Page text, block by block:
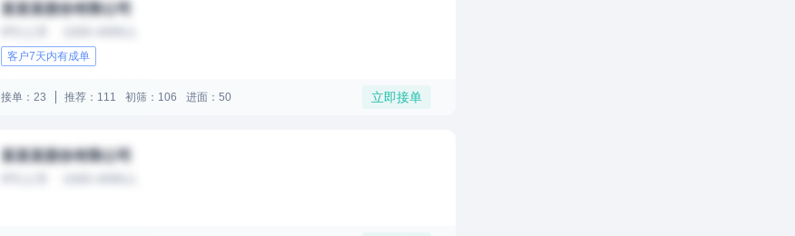
某某某股份有限公司
客户7天内有成单
接单：23 推荐：111 初筛：106 进面：50 立即接单
某某某股份有限公司